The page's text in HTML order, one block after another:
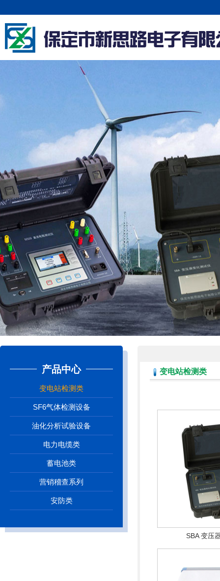
产品中心
变电站检测类
SF6气体检测设备
油化分析试验设备
电力电缆类
蓄电池类
营销稽查系列
安防类
变电站检测类
SBA 变压